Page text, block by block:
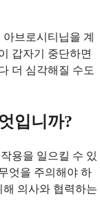
브로시티닙을 계
갑자기 중단하면
더 심각해질 수도
입니까?
용을 일으킬 수 있
엇을 주의해야 하
의사와 협력하는